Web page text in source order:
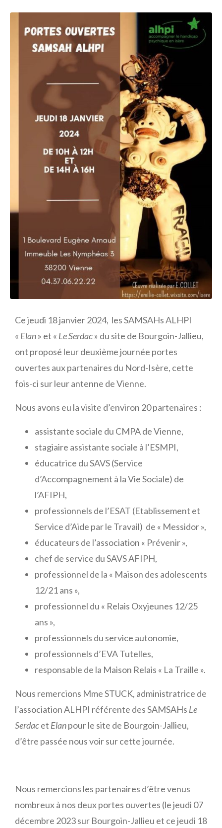
Ce jeudi 18 janvier 2024, les SAMSAHs ALHPI
« Elan» et « Le Serdac» du site de Bourgoin-Jallieu,
ont proposé leur deuxième journée portes
ouvertes aux partenaires du Nord-Isère, cette
fois-ci sur leur antenne de Vienne.
Nous avons eu la visite d’environ 20 partenaires :
assistante sociale du CMPA de Vienne,
stagiaire assistante sociale à l’ESMPI,
éducatrice du SAVS (Service
d’Accompagnement à la Vie Sociale) de
l’AFIPH,
professionnels de l’ESAT (Etablissement et
Service d’Aide par le Travail) de « Messidor »,
éducateurs de l’association « Prévenir »,
chef de service du SAVS AFIPH,
professionnel de la « Maison des adolescents
12/21 ans »,
professionnel du « Relais Oxyjeunes 12/25
ans »,
professionnels du service autonomie,
professionnels d’EVA Tutelles,
responsable de la Maison Relais « La Traille ».
Nous remercions Mme STUCK, administratrice de
l’association ALHPI référente des SAMSAHs Le
Serdacet Elanpour le site de Bourgoin-Jallieu,
d’être passée nous voir sur cette journée.
Nous remercions les partenaires d’être venus
nombreux à nos deux portes ouvertes (le jeudi 07
décembre 2023 sur Bourgoin-Jallieu et ce jeudi 18